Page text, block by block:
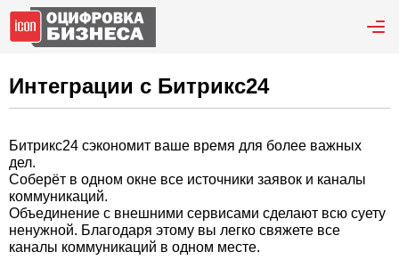
Интеграции с Битрикс24
Битрикс24 сэкономит ваше время для более важных
дел.
Соберёт в одном окне все источники заявок и каналы
коммуникаций.
Объединение с внешними сервисами сделают всю суету
ненужной. Благодаря этому вы легко свяжете все
каналы коммуникаций в одном месте.